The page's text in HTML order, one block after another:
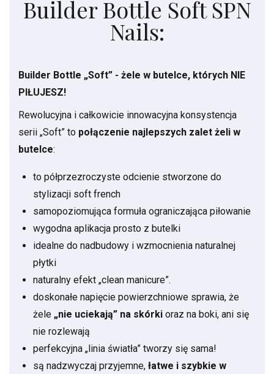
Builder Bottle Soft SPN
Nails:
Builder Bottle „Soft” - żele w butelce, których NIE
PIŁUJESZ!
Rewolucyjna i całkowicie innowacyjna konsystencja
serii „Soft” to połączenie najlepszych zalet żeli w
butelce:
to półprzezroczyste odcienie stworzone do
stylizacji soft french
samopoziomująca formuła ograniczająca piłowanie
wygodna aplikacja prosto z butelki
idealne do nadbudowy i wzmocnienia naturalnej
płytki
naturalny efekt „clean manicure”.
doskonałe napięcie powierzchniowe sprawia, że
żele „nie uciekają” na skórki oraz na boki, ani się
nie rozlewają
perfekcyjna „linia światła” tworzy się sama!
są nadzwyczaj przyjemne, łatwe i szybkie w